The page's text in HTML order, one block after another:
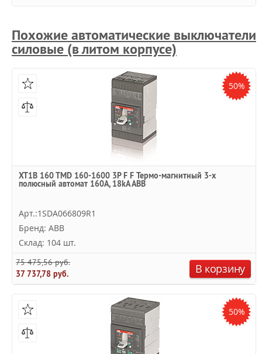
Похожие автоматические выключатели
силовые (в литом корпусе)
50%
XT1B 160 TMD 160-1600 3P F F Термо-магнитный 3-х
полюсный автомат 160А, 18kA ABB
Арт.:1SDA066809R1
Бренд: ABB
Склад: 104 шт.
75 475,56 руб.
37 737,78 руб.
В корзину
50%